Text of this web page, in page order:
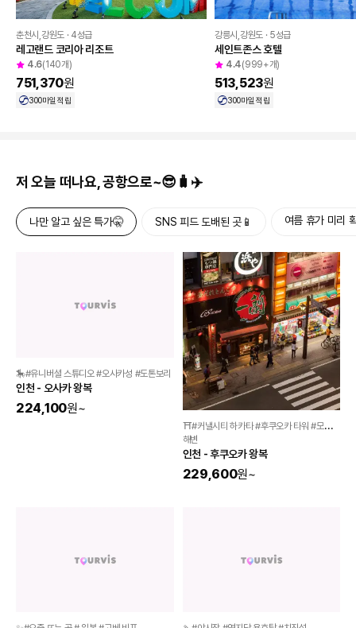
춘천시,강원도 · 4성급
레고랜드 코리아 리조트
4.6(140개)
751,370원
300마일 적립
강릉시,강원도 · 5성급
세인트존스 호텔
4.4(999+개)
513,523원
300마일 적립
저 오늘 떠나요, 공항으로~😎🧳✈️
나만 알고 싶은 특가🤫 SNS 피드 도배된 곳📱 여름 휴가 미리
⛩️#커낼시티 하카타 #후쿠오카 타워 #모모치
해변
인천 - 후쿠오카 왕복
229,600원~